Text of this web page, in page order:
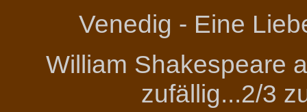
Venedig - Eine
William Shakespeare
zufällig...2/3